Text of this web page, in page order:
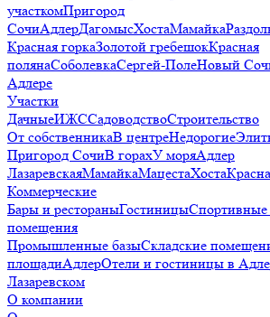
участкомПригород
СочиАдлерДагомысХостаМамайка
Красная горкаЗолотой гребешокКрасная
полянаСоболевкаСергей-ПолеНовый
Адлере
Участки
ДачныеИЖССадоводствоСтроительство
От собственникаВ центреНедорогие
Пригород СочиВ горахУ моряАдлер
ЛазаревскаяМамайкаМацестаХоста
Коммерческие
Бары и рестораныГостиницыСпортивные
помещения
Промышленные базыСкладские
площадиАдлерОтели и гостиницы в
Лазаревском
О компании